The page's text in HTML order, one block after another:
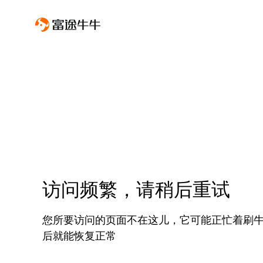
访问频繁，请稍后重试
您所要访问的页面不在这儿，它可能正忙着刷
后就能恢复正常